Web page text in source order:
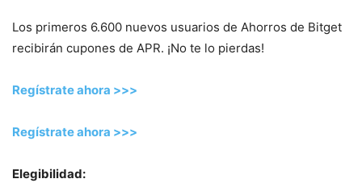
Los primeros 6.600 nuevos usuarios de Ahorros de Bitget
recibirán cupones de APR. ¡No te lo pierdas!
Regístrate ahora >>>
Regístrate ahora >>>
Elegibilidad: